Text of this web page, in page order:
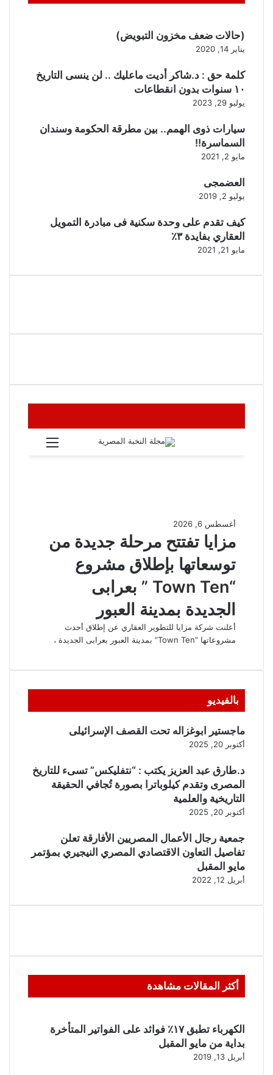
(حالات ضعف مخزون التبويض)
يناير 14, 2020
كلمة حق : د.شاكر أديت ماعليك .. لن ينسى التاريخ
١٠ سنوات بدون انقطاعات
يوليو 29, 2023
سيارات ذوى الهمم.. بين مطرقة الحكومة وسندان
السماسرة!!
مايو 2, 2021
العضمجى
يوليو 2, 2019
كيف تقدم على وحدة سكنية فى مبادرة التمويل
العقاري بفايدة ٣٪
مايو 21, 2021
بالفيديو
ماجستير ابوغزاله تحت القصف الإسرائيلى
أكتوبر 20, 2025
د.طارق عبد العزيز يكتب : “نتفليكس” تسىء للتاريخ
المصرى وتقدم كيلوباترا بصورة تُجافي الحقيقة
التاريخية والعلمية
أكتوبر 20, 2025
جمعية رجال الأعمال المصريين الأفارقة تعلن
تفاصيل التعاون الاقتصادي المصري النيجيري بمؤتمر
مايو المقبل
أبريل 12, 2022
أكثر المقالات مشاهدة
الكهرباء تطبق ١٧٪ فوائد على الفواتير المتأخرة
بداية من مايو المقبل
أبريل 13, 2019